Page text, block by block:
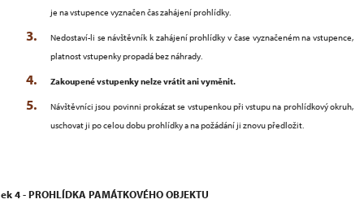
je na vstupence vyznačen čas zahájení prohlídky.
Nedostaví-li se návštěvník k zahájení prohlídky v čase vyznačeném na vstupence,
platnost vstupenky propadá bez náhrady.
Zakoupené vstupenky nelze vrátit ani vyměnit.
Návštěvníci jsou povinni prokázat se vstupenkou při vstupu na prohlídkový okruh,
uschovat ji po celou dobu prohlídky a na požádání ji znovu předložit.
4 - PROHLÍDKA PAMÁTKOVÉHO OBJEKTU